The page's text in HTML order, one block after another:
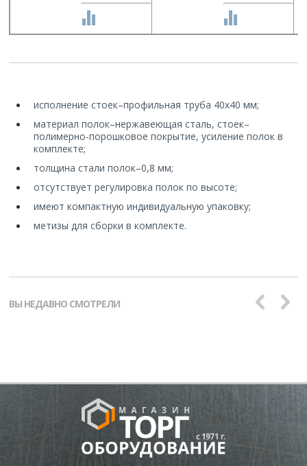
исполнение стоек–профильная труба 40х40 мм;
материал полок–нержавеющая сталь, стоек–
полимерно-порошковое покрытие, усиление полок в
комплекте;
толщина стали полок–0,8 мм;
отсутствует регулировка полок по высоте;
имеют компактную индивидуальную упаковку;
метизы для сборки в комплекте.
ВЫ НЕДАВНО СМОТРЕЛИ